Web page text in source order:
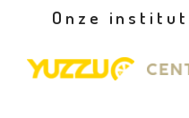
Onze